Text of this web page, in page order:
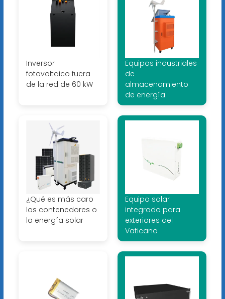
Inversor
fotovoltaico fuera
de la red de 60 kW
Equipos industriales
de
almacenamiento
de energía
¿Qué es más caro
los contenedores o
la energía solar
Equipo solar
integrado para
exteriores del
Vaticano